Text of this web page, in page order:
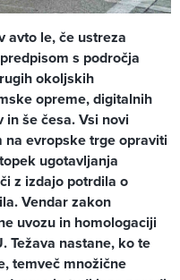
avto le, če ustreza
s področja
okoljskih
opreme, digitalnih
še česa. Vsi novi
evropske trge opraviti
ugotavljanja
z izdajo potrdila o
Vendar zakon
uvozu in homologaciji
Težava nastane, ko te
temveč množične